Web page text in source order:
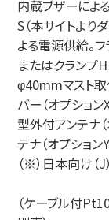
内蔵ブザーによ
S（本サイトより
よる電源供給。
またはクランプ
φ40mmマスト
バー（オプション
型外付アンテナ
テナ（オプションY
（※）日本向け（
（ケーブル付